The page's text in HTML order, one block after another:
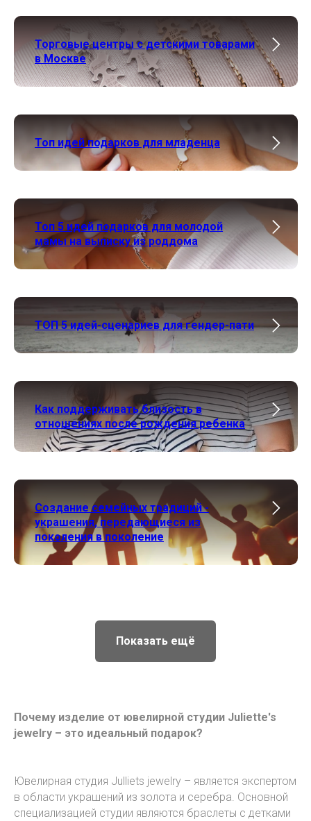
Торговые центры с детскими товарами
в Москве
Топ идей подарков для младенца
Топ 5 идей подарков для молодой
мамы на выписку из роддома
ТОП 5 идей-сценариев для гендер-пати
Как поддерживать близость в
отношениях после рождения ребенка
Создание семейных традиций -
украшения, передающиеся из
поколения в поколение
Показать ещё
Почему изделие от ювелирной студии Juliette's
jewelry – это идеальный подарок?
Ювелирная студия Julliets jewelry – является экспертом
в области украшений из золота и серебра. Основной
специализацией студии являются браслеты с детками